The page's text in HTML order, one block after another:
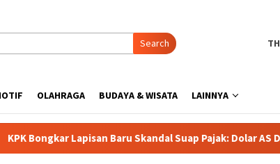
Search
OLAHRAGA BUDAYA & WISATA LAINNYA
Baru Skandal Suap Pajak: Dolar AS Disita di